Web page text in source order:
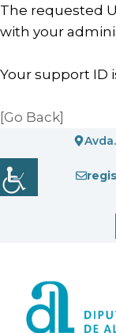
The requested
with your
Your support ID
[Go Back]
al
contenido